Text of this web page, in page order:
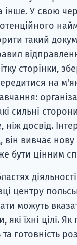
інше. У свою
такий
сторінки,
на
сильні
досвід.
вивчає
бути цінним
діяльності
центру
можуть
які їхні цілі.
готовність